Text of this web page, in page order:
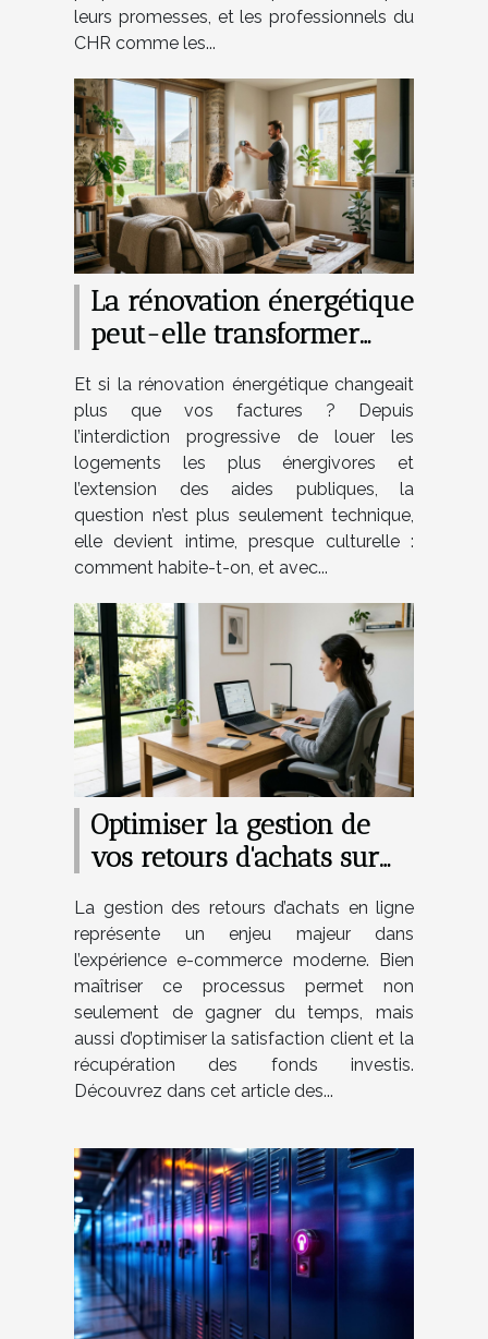
leurs promesses, et les professionnels du
CHR comme les...
La rénovation énergétique
peut-elle transformer
Et si la rénovation énergétique changeait
plus que vos factures ? Depuis
l’interdiction progressive de louer les
logements les plus énergivores et
l’extension des aides publiques, la
question n’est plus seulement technique,
elle devient intime, presque culturelle :
comment habite-t-on, et avec...
Optimiser la gestion de
vos retours d'achats sur
La gestion des retours d’achats en ligne
représente un enjeu majeur dans
l’expérience e-commerce moderne. Bien
maîtriser ce processus permet non
seulement de gagner du temps, mais
aussi d’optimiser la satisfaction client et la
récupération des fonds investis.
Découvrez dans cet article des...